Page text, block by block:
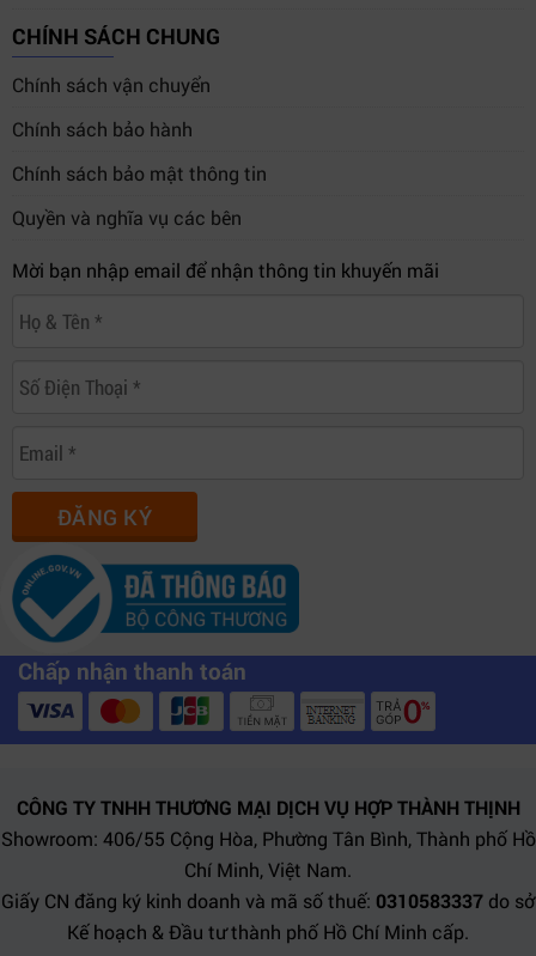
CHÍNH SÁCH CHUNG
Chính sách vận chuyển
Chính sách bảo hành
Chính sách bảo mật thông tin
Quyền và nghĩa vụ các bên
Mời bạn nhập email để nhận thông tin khuyến mãi
ĐĂNG KÝ
Chấp nhận thanh toán
CÔNG TY TNHH THƯƠNG MẠI DỊCH VỤ HỢP THÀNH THỊNH
Showroom: 406/55 Cộng Hòa, Phường Tân Bình, Thành phố Hồ
Chí Minh, Việt Nam.
Giấy CN đăng ký kinh doanh và mã số thuế: 0310583337 do sở
Kế hoạch & Đầu tư thành phố Hồ Chí Minh cấp.